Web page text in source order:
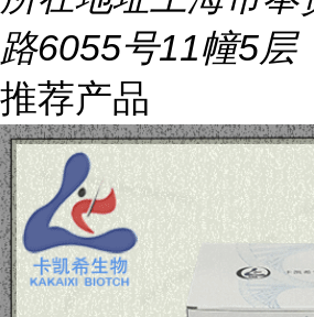
路6055号11幢5层
推荐产品